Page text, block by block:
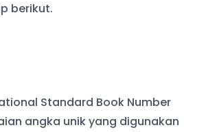
berikut.
Standard Book Number
angka unik yang digunakan